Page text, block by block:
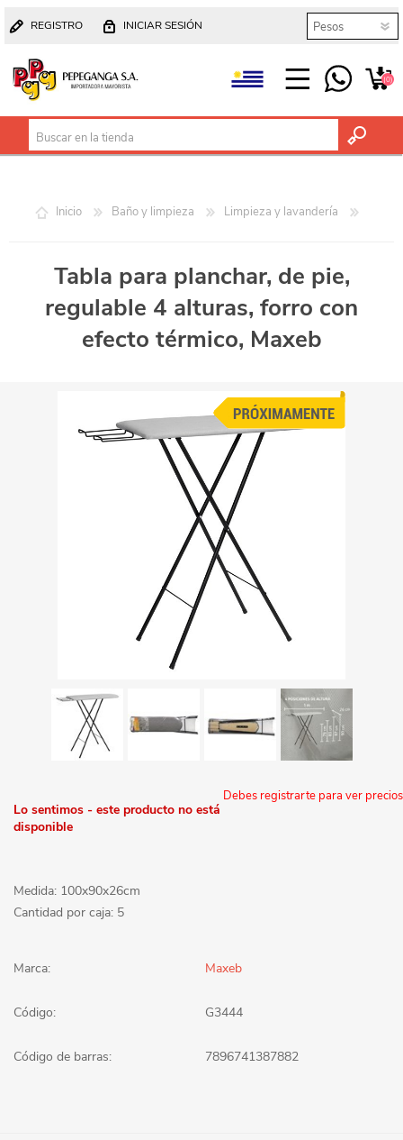
REGISTRO INICIAR SESIÓN
(0)
Inicio Baño y limpieza Limpieza y lavandería
Tabla para planchar, de pie,
regulable 4 alturas, forro con
efecto térmico, Maxeb
Debes registrarte para ver precios
Lo sentimos - este producto no está
disponible
Medida: 100x90x26cm
Cantidad por caja: 5
Marca: Maxeb
Código: G3444
Código de barras: 7896741387882